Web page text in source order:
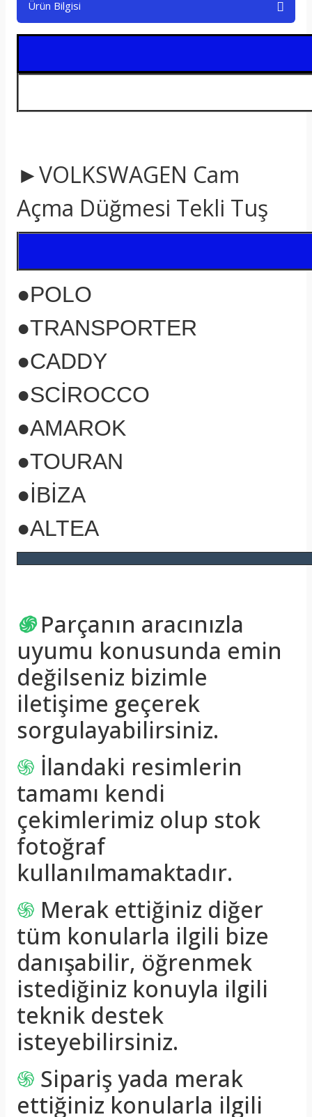
Ürün Bilgisi
►VOLKSWAGEN Cam
Açma Düğmesi Tekli Tuş
●POLO
●TRANSPORTER
●CADDY
●SCİROCCO
●AMAROK
●TOURAN
●İBİZA
●ALTEA
֍ Parçanın aracınızla
uyumu konusunda emin
değilseniz bizimle
iletişime geçerek
sorgulayabilirsiniz.
֍ İlandaki resimlerin
tamamı kendi
çekimlerimiz olup stok
fotoğraf
kullanılmamaktadır.
֍ Merak ettiğiniz diğer
tüm konularla ilgili bize
danışabilir, öğrenmek
istediğiniz konuyla ilgili
teknik destek
isteyebilirsiniz.
֍ Sipariş yada merak
ettiğiniz konularla ilgili